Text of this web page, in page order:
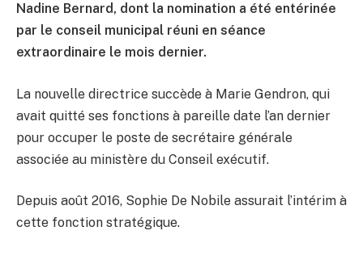
Nadine Bernard, dont la nomination a été entérinée
par le conseil municipal réuni en séance
extraordinaire le mois dernier.
La nouvelle directrice succède à Marie Gendron, qui
avait quitté ses fonctions à pareille date l’an dernier
pour occuper le poste de secrétaire générale
associée au ministère du Conseil exécutif.
Depuis août 2016, Sophie De Nobile assurait l’intérim à
cette fonction stratégique.